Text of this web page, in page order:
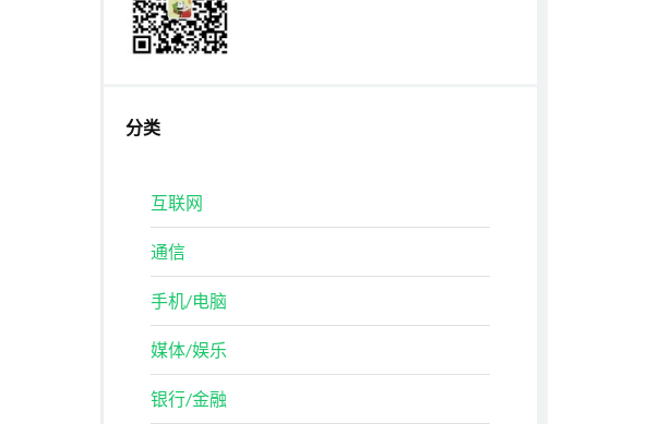
分类
互联网
通信
手机/电脑
媒体/娱乐
银行/金融